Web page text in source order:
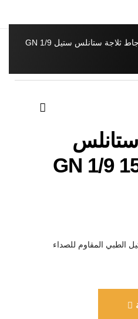
جاط ثلاجة ستانلس ستيل GN 1/9
الطبي المقاوم للصداء